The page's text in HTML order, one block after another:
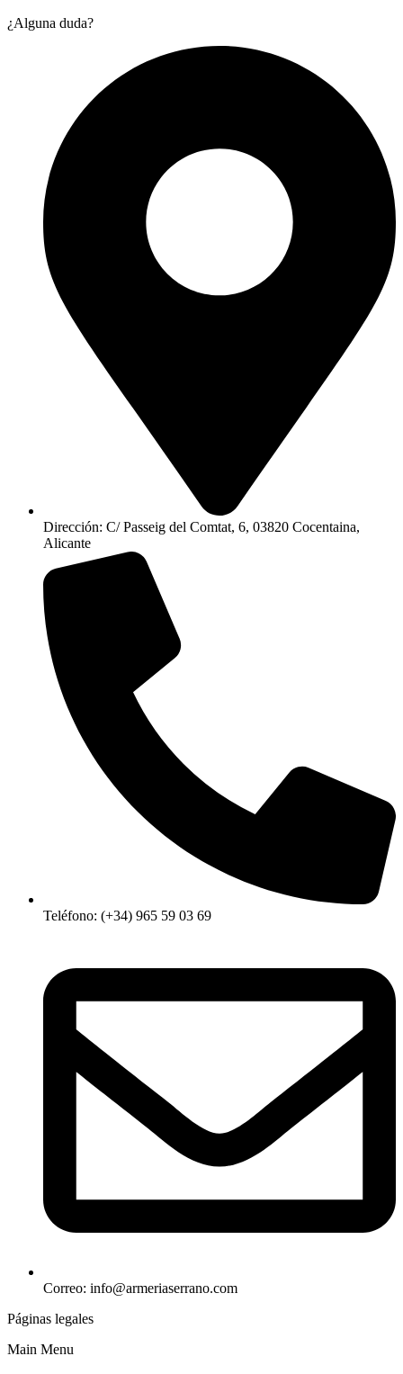
¿Alguna duda?
Dirección: C/ Passeig del Comtat, 6, 03820 Cocentaina,
Alicante
Teléfono: (+34) 965 59 03 69
Correo: info@armeriaserrano.com
Páginas legales
Main Menu